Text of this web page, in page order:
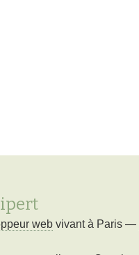
web vivant à Paris —